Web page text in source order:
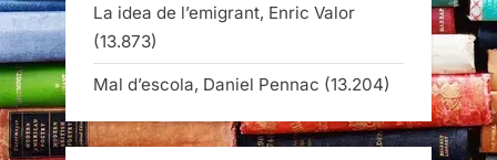
La idea de l’emigrant, Enric Valor
(13.873)
Mal d’escola, Daniel Pennac (13.204)